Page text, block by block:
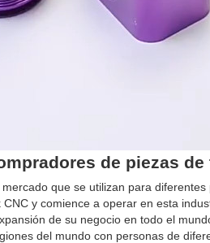
de piezas de
que se utilizan para
y comience a operar en esta
de su negocio en todo el
del mundo con personas de